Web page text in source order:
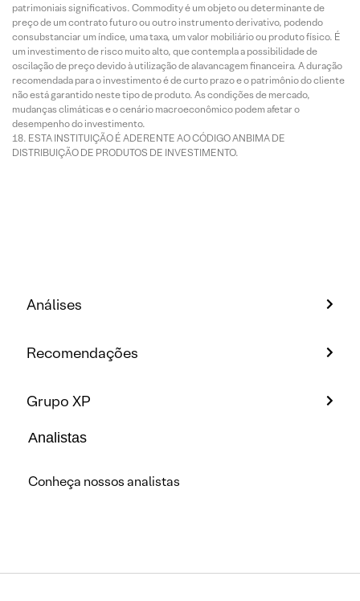
patrimoniais significativos. Commodity é um objeto ou determinante de
preço de um contrato futuro ou outro instrumento derivativo, podendo
consubstanciar um índice, uma taxa, um valor mobiliário ou produto físico. É
um investimento de risco muito alto, que contempla a possibilidade de
oscilação de preço devido à utilização de alavancagem financeira. A duração
recomendada para o investimento é de curto prazo e o patrimônio do cliente
não está garantido neste tipo de produto. As condições de mercado,
mudanças climáticas e o cenário macroeconômico podem afetar o
desempenho do investimento.
ESTA INSTITUIÇÃO É ADERENTE AO CÓDIGO ANBIMA DE
DISTRIBUIÇÃO DE PRODUTOS DE INVESTIMENTO.
Análises
Recomendações
Grupo XP
Analistas
Conheça nossos analistas